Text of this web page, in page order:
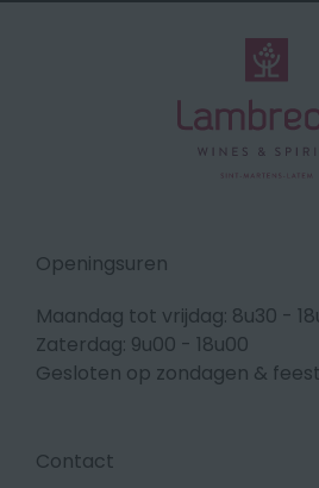
Openingsuren
Maandag tot vrijdag: 8u30 -
Zaterdag: 9u00 - 18u00
Gesloten op zondagen &
Contact